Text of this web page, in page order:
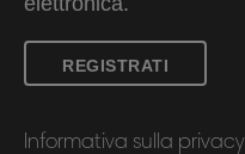
REGISTRATI
Informativa sulla privacy